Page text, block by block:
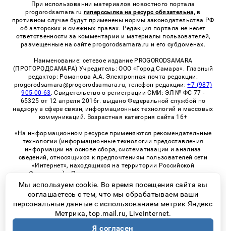
При использовании материалов новостного портала
progorodsamara.ru гиперссылка на ресурс обязательна, в
противном случае будут применены нормы законодательства РФ
об авторских и смежных правах. Редакция портала не несет
ответственности за комментарии и материалы пользователей,
размещенные на сайте progorodsamara.ru и его субдоменах.
Наименование: сетевое издание PROGORODSAMARA
(ПРОГОРОДСАМАРА) Учредитель: ООО «Город Самара». Главный
редактор: Романова А.А. Электронная почта редакции:
progorodsamara@progorodsamara.ru, телефон редакции:+7 (987)
905-00-63 . Свидетельство о регистрации СМИ: ЭЛ № ФС 77 -
65325 от 12 апреля 2016г. выдано Федеральной службой по
надзору в сфере связи, информационных технологий и массовых
коммуникаций. Возрастная категория сайта 16+
«На информационном ресурсе применяются рекомендательные
технологии (информационные технологии предоставления
информации на основе сбора, систематизации и анализа
сведений, относящихся к предпочтениям пользователей сети
«Интернет», находящихся на территории Российской
Федерации)». Правила применения рекомендательных
технологий в виджетах рекламно-обменной сети
«СМИ2» (PDF)
© 2026 «ProGorodSamara» | Все права защищены
Возрастная категория сайта 16+
Мы используем cookie. Во время посещения сайта вы
соглашаетесь с тем, что мы обрабатываем ваши
персональные данные с использованием метрик Яндекс
Метрика, top.mail.ru, LiveInternet.
Я согласен